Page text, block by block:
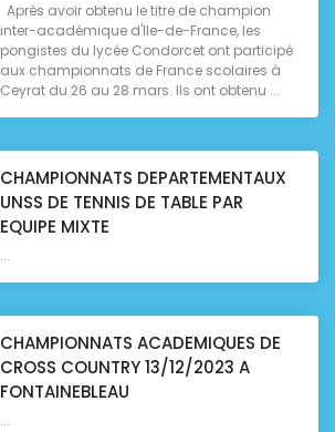
Après avoir obtenu le titre de champion
inter-académique d'Ile-de-France, les
pongistes du lycée Condorcet ont participé
aux championnats de France scolaires à
Ceyrat du 26 au 28 mars. Ils ont obtenu ...
CHAMPIONNATS DEPARTEMENTAUX
UNSS DE TENNIS DE TABLE PAR
EQUIPE MIXTE
...
CHAMPIONNATS ACADEMIQUES DE
CROSS COUNTRY 13/12/2023 A
FONTAINEBLEAU
...